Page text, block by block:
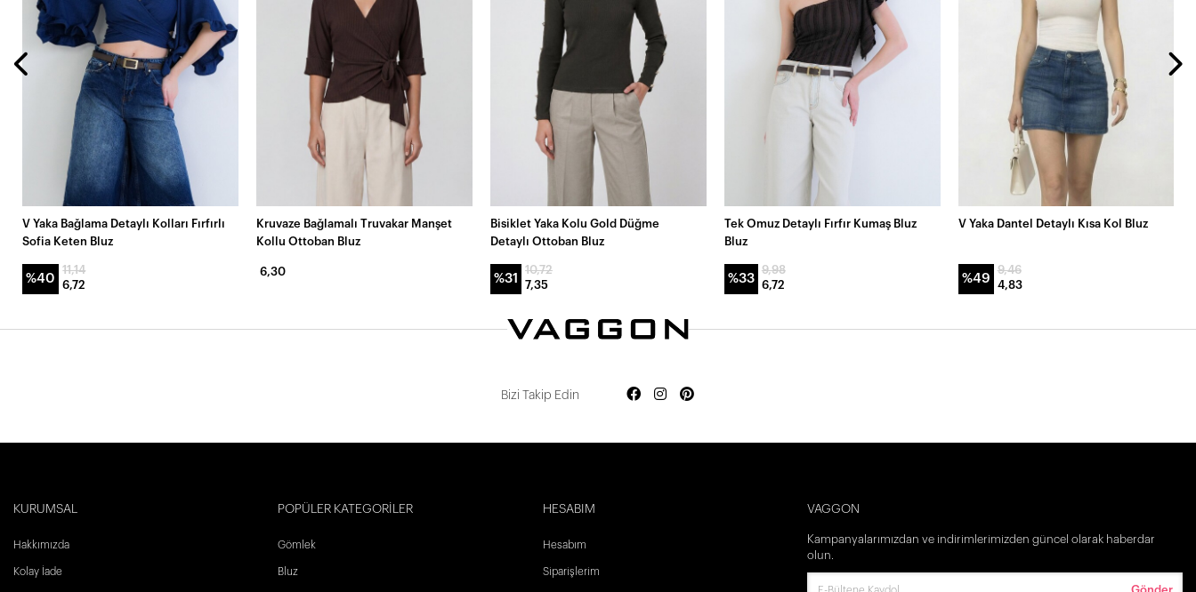
V Yaka Bağlama Detaylı Kolları Fırfırlı
Sofia Keten Bluz
%40
11,14
6,72
Kruvaze Bağlamalı Truvakar Manşet
Kollu Ottoban Bluz
6,30
Bisiklet Yaka Kolu Gold Düğme
Detaylı Ottoban Bluz
%31
10,72
7,35
Tek Omuz Detaylı Fırfır Kumaş Bluz
Bluz
%33
9,98
6,72
V Yaka Dantel Detaylı Kısa Kol Bluz
%49
9,46
4,83
Bizi Takip Edin
KURUMSAL
Hakkımızda
Kolay İade
POPÜLER KATEGORİLER
Gömlek
Bluz
HESABIM
Hesabım
Siparişlerim
VAGGON
Kampanyalarımızdan ve indirimlerimizden güncel olarak haberdar
olun.
Gönder